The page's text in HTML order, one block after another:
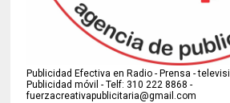
Publicidad Efectiva en Radio - Prensa -
Publicidad móvil - Telf: 310 222 8868 -
fuerzacreativapublicitaria@gmail.com